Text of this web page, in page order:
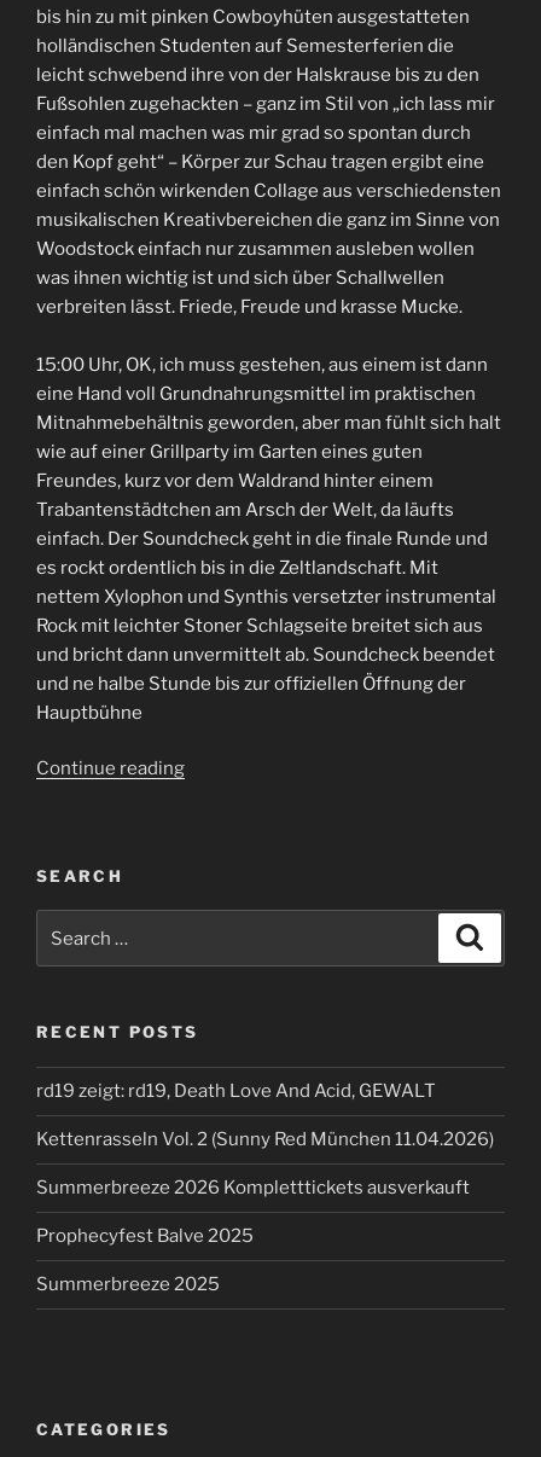
bis hin zu mit pinken Cowboyhüten ausgestatteten
holländischen Studenten auf Semesterferien die
leicht schwebend ihre von der Halskrause bis zu den
Fußsohlen zugehackten – ganz im Stil von „ich lass mir
einfach mal machen was mir grad so spontan durch
den Kopf geht“ – Körper zur Schau tragen ergibt eine
einfach schön wirkenden Collage aus verschiedensten
musikalischen Kreativbereichen die ganz im Sinne von
Woodstock einfach nur zusammen ausleben wollen
was ihnen wichtig ist und sich über Schallwellen
verbreiten lässt. Friede, Freude und krasse Mucke.
15:00 Uhr, OK, ich muss gestehen, aus einem ist dann
eine Hand voll Grundnahrungsmittel im praktischen
Mitnahmebehältnis geworden, aber man fühlt sich halt
wie auf einer Grillparty im Garten eines guten
Freundes, kurz vor dem Waldrand hinter einem
Trabantenstädtchen am Arsch der Welt, da läufts
einfach. Der Soundcheck geht in die finale Runde und
es rockt ordentlich bis in die Zeltlandschaft. Mit
nettem Xylophon und Synthis versetzter instrumental
Rock mit leichter Stoner Schlagseite breitet sich aus
und bricht dann unvermittelt ab. Soundcheck beendet
und ne halbe Stunde bis zur offiziellen Öffnung der
Hauptbühne
Continue reading“Voidfest
SEARCH
RECENT POSTS
rd19 zeigt: rd19, Death Love And Acid, GEWALT
Kettenrasseln Vol. 2 (Sunny Red München 11.04.2026)
Summerbreeze 2026 Kompletttickets ausverkauft
Prophecyfest Balve 2025
Summerbreeze 2025
CATEGORIES